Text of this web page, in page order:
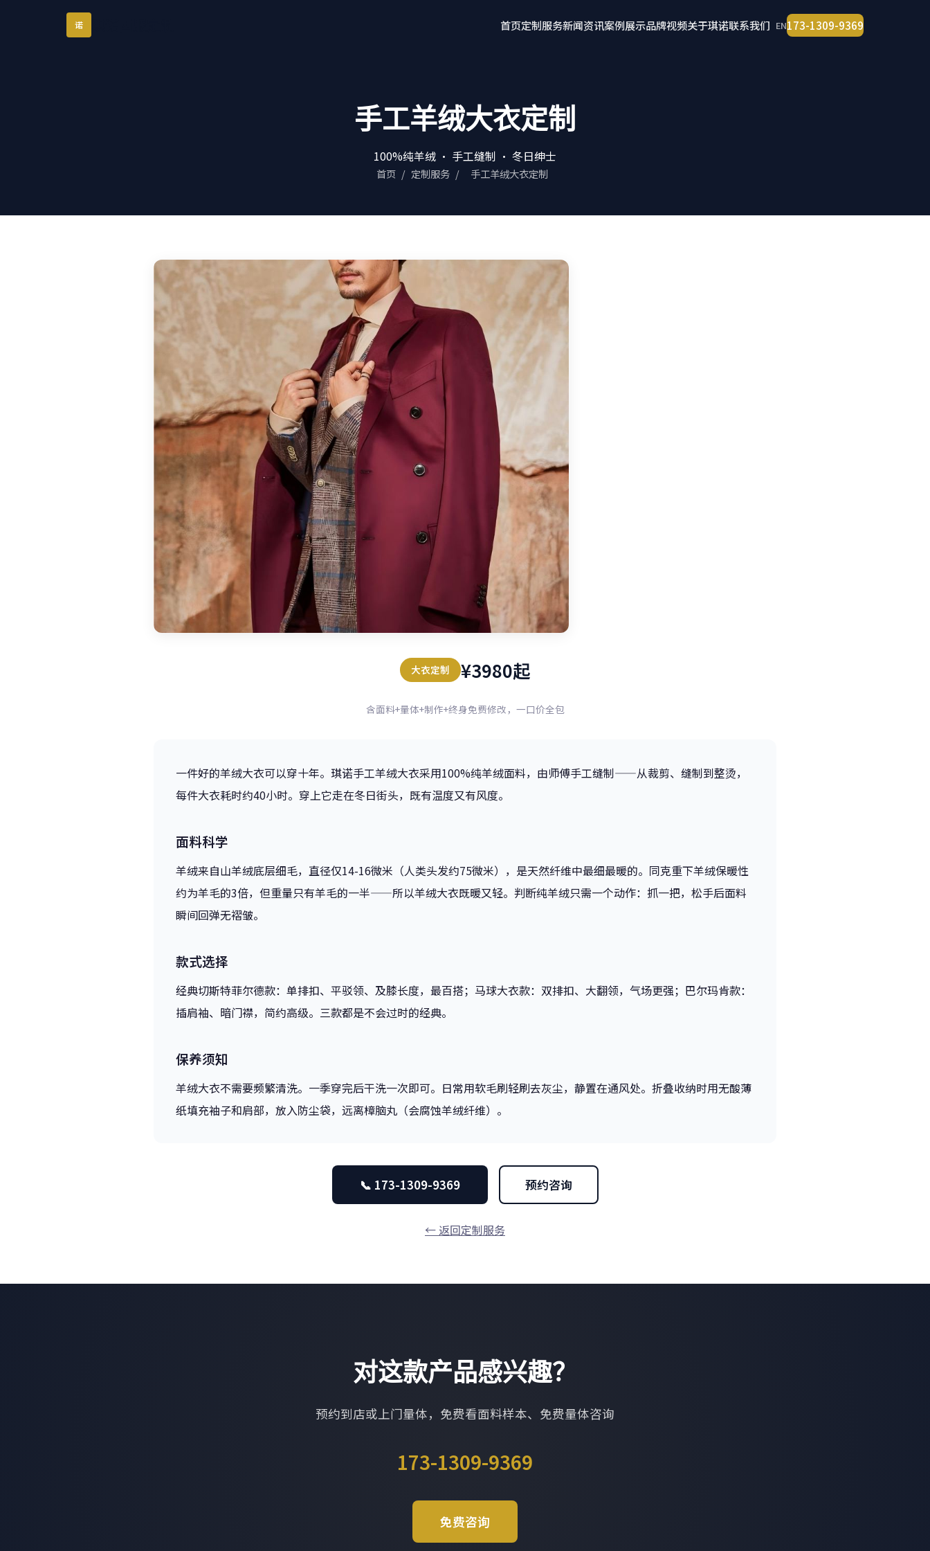
诺 首页定制服务新闻资讯案例展示品牌视频关于琪诺联系我们 EN173-1309-9369
手工羊绒大衣定制
100%纯羊绒 · 手工缝制 · 冬日绅士
首页 / 定制服务 / 手工羊绒大衣定制
大衣定制 ¥3980起
含面料+量体+制作+终身免费修改，一口价全包
一件好的羊绒大衣可以穿十年。琪诺手工羊绒大衣采用100%纯羊绒面料，由师傅手工缝制——从裁剪、缝制到整烫，
每件大衣耗时约40小时。穿上它走在冬日街头，既有温度又有风度。
面料科学
羊绒来自山羊绒底层细毛，直径仅14-16微米（人类头发约75微米），是天然纤维中最细最暖的。同克重下羊绒保暖性
约为羊毛的3倍，但重量只有羊毛的一半——所以羊绒大衣既暖又轻。判断纯羊绒只需一个动作：抓一把，松手后面料
瞬间回弹无褶皱。
款式选择
经典切斯特菲尔德款：单排扣、平驳领、及膝长度，最百搭；马球大衣款：双排扣、大翻领，气场更强；巴尔玛肯款：
插肩袖、暗门襟，简约高级。三款都是不会过时的经典。
保养须知
羊绒大衣不需要频繁清洗。一季穿完后干洗一次即可。日常用软毛刷轻刷去灰尘，静置在通风处。折叠收纳时用无酸薄
纸填充袖子和肩部，放入防尘袋，远离樟脑丸（会腐蚀羊绒纤维）。
📞 173-1309-9369 预约咨询
← 返回定制服务
对这款产品感兴趣？
预约到店或上门量体，免费看面料样本、免费量体咨询
173-1309-9369
免费咨询